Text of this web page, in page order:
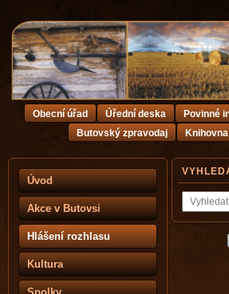
Úvod
Akce v Butovsi
Hlášení rozhlasu
Kultura
Obecní úřad Úřední deska Povinné
Butovský zpravodaj
Knihovna